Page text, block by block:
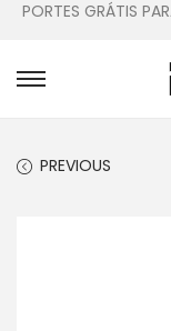
PORTES GRÁTIS
PREVIOUS